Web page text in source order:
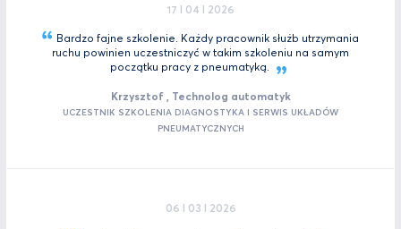
17 I 04 I 2026
Bardzo fajne szkolenie. Każdy pracownik służb utrzymania
ruchu powinien uczestniczyć w takim szkoleniu na samym
początku pracy z pneumatyką.
Krzysztof , Technolog automatyk
UCZESTNIK SZKOLENIA DIAGNOSTYKA I SERWIS UKŁADÓW
PNEUMATYCZNYCH
06 I 03 I 2026